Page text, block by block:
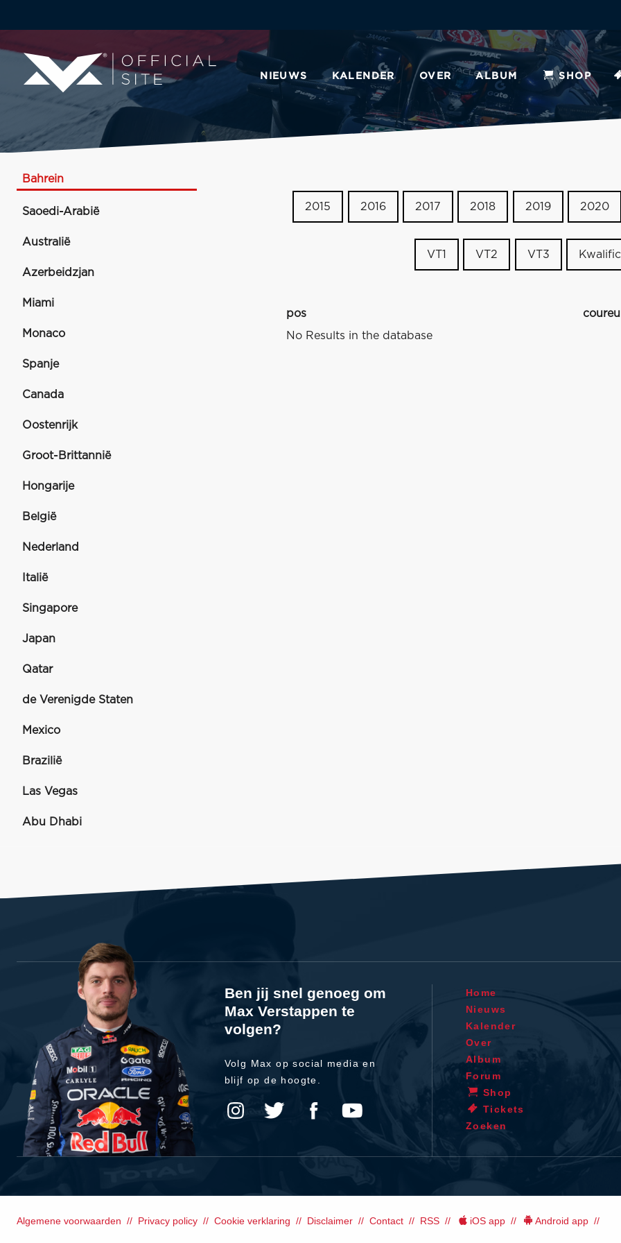
NIEUWS KALENDER OVER ALBUM SHOP
Bahrein
Saoedi-Arabië
Australië
Azerbeidzjan
Miami
Monaco
Spanje
Canada
Oostenrijk
Groot-Brittannië
Hongarije
België
Nederland
Italië
Singapore
Japan
Qatar
de Verenigde Staten
Mexico
Brazilië
Las Vegas
Abu Dhabi
2015 2016 2017 2018 2019 2020
VT1 VT2 VT3
pos
No Results in the database
Ben jij snel genoeg om
Max Verstappen te
volgen?
Volg Max op social media en
blijf op de hoogte.
Home
Nieuws
Kalender
Over
Album
Forum
Shop
Tickets
Zoeken
Algemene voorwaarden Privacy policy Cookie verklaring Disclaimer Contact RSS iOS app Android app